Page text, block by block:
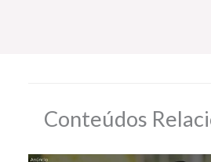
Conteúdos